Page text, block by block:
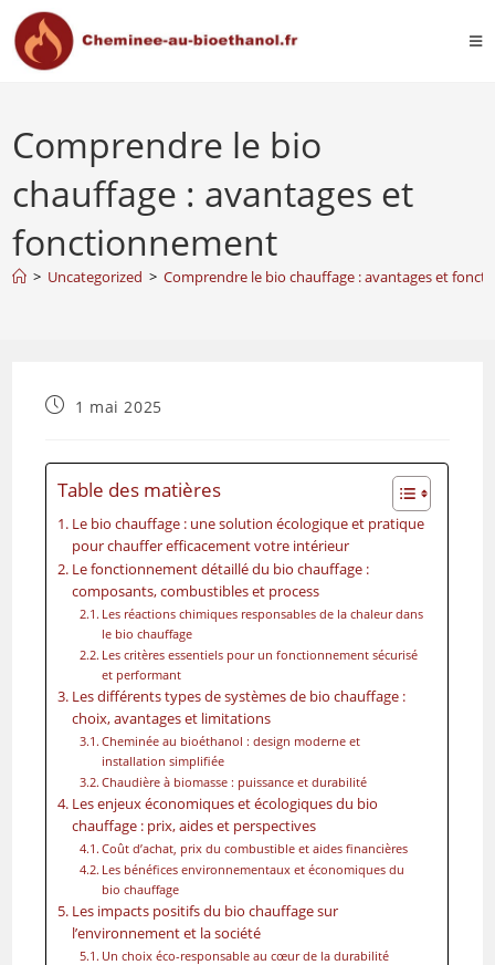
Comprendre le bio
chauffage : avantages et
fonctionnement
> Uncategorized > Comprendre le bio chauffage : avantages et
1 mai 2025
Table des matières
Le bio chauffage : une solution écologique et pratique
pour chauffer efficacement votre intérieur
Le fonctionnement détaillé du bio chauffage :
composants, combustibles et process
Les réactions chimiques responsables de la chaleur dans
le bio chauffage
Les critères essentiels pour un fonctionnement sécurisé
et performant
Les différents types de systèmes de bio chauffage :
choix, avantages et limitations
Cheminée au bioéthanol : design moderne et
installation simplifiée
Chaudière à biomasse : puissance et durabilité
Les enjeux économiques et écologiques du bio
chauffage : prix, aides et perspectives
Coût d’achat, prix du combustible et aides financières
Les bénéfices environnementaux et économiques du
bio chauffage
Les impacts positifs du bio chauffage sur
l’environnement et la société
Un choix éco-responsable au cœur de la durabilité